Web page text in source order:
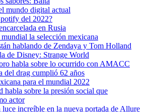
mundo digital actual
del 2022?
en Rusia
la selección mexicana
hablando de Zendaya y Tom Holland
de Disney: Strange World
habla sobre lo ocurrido con AMACC
del drag cumplió 62 años
para el mundial 2022
habla sobre la presión social que
actor
increíble en la nueva portada de Allure